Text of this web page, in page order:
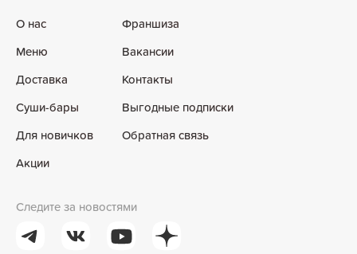
О нас
Меню
Доставка
Суши-бары
Для новичков
Акции
Франшиза
Вакансии
Контакты
Выгодные подписки
Обратная связь
Следите за новостями